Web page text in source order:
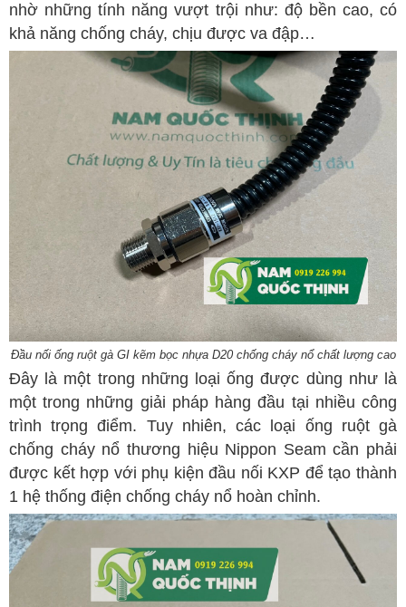
nhờ những tính năng vượt trội như: độ bền cao, có
khả năng chống cháy, chịu được va đập…
Đầu nối ống ruột gà GI kẽm bọc nhựa D20 chống cháy nổ chất lượng cao
Đây là một trong những loại ống được dùng như là
một trong những giải pháp hàng đầu tại nhiều công
trình trọng điểm. Tuy nhiên, các loại ống ruột gà
chống cháy nổ thương hiệu Nippon Seam cần phải
được kết hợp với phụ kiện đầu nối KXP để tạo thành
1 hệ thống điện chống cháy nổ hoàn chỉnh.